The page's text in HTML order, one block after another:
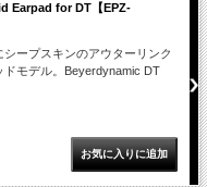
Earpad for DT【EPZ-
ープスキンのアウターリンク
ドモデル。Beyerdynamic DT